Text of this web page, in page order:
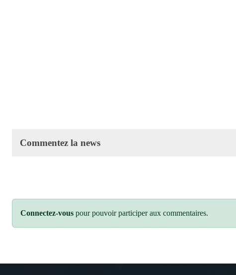
Commentez la news
Connectez-vous pour pouvoir participer aux commentaires.